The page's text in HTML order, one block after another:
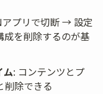
アプリで切断 → 設定
成を削除するのが基
ム: コンテンツとプ
削除できる